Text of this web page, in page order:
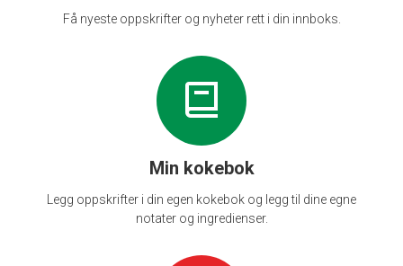
Få nyeste oppskrifter og nyheter rett i din innboks.
Min kokebok
Legg oppskrifter i din egen kokebok og legg til dine egne
notater og ingredienser.